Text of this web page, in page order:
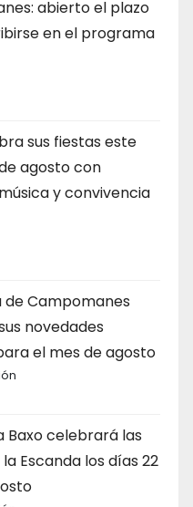
abierto el plazo
en el programa
sus fiestas este
agosto con
y convivencia
de Campomanes
novedades
el mes de agosto
Baxo celebrará las
Escanda los días 22